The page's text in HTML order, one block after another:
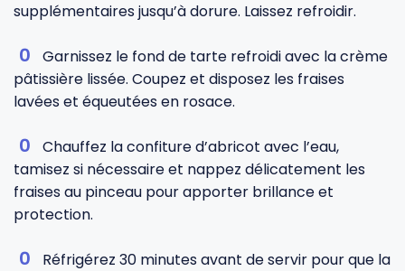
supplémentaires jusqu’à dorure. Laissez refroidir.
Garnissez le fond de tarte refroidi avec la crème
pâtissière lissée. Coupez et disposez les fraises
lavées et équeutées en rosace.
Chauffez la confiture d’abricot avec l’eau,
tamisez si nécessaire et nappez délicatement les
fraises au pinceau pour apporter brillance et
protection.
Réfrigérez 30 minutes avant de servir pour que la